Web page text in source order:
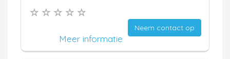
Neem contact op
Meer informatie